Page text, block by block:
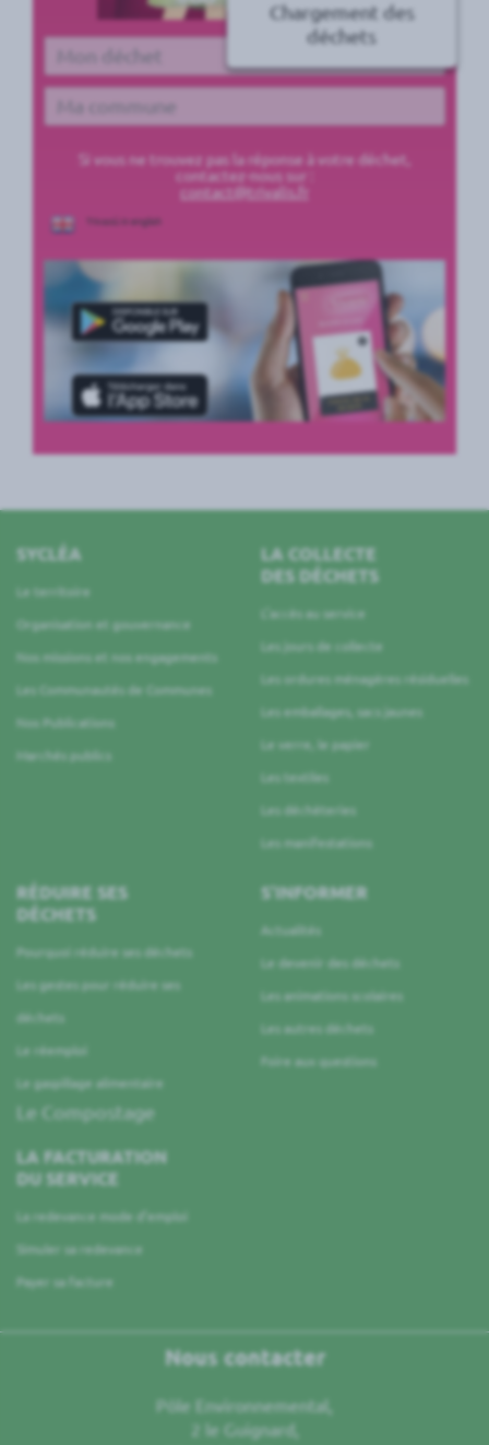
Chargement des
déchets
Si vous ne trouvez pas la réponse à votre déchet,
contactez-nous sur :
contact@trivalis.fr
Trivaoù in english
SYCLÉA
Le territoire
Organisation et gouvernance
Nos missions et nos engagements
Les Communautés de Communes
Nos Publications
Marchés publics
LA COLLECTE
DES DÉCHETS
L’accès au service
Les jours de collecte
Les ordures ménagères résiduelles
Les emballages, sacs jaunes
Le verre, le papier
Les textiles
Les déchèteries
Les manifestations
RÉDUIRE SES
DÉCHETS
Pourquoi réduire ses déchets
Les gestes pour réduire ses
déchets
Le réemploi
Le gaspillage alimentaire
Le Compostage
S’INFORMER
Actualités
Le devenir des déchets
Les animations scolaires
Les autres déchets
Foire aux questions
LA FACTURATION
DU SERVICE
La redevance mode d’emploi
Simuler sa redevance
Payer sa facture
Nous contacter
Pôle Environnemental,
2 le Guignard,